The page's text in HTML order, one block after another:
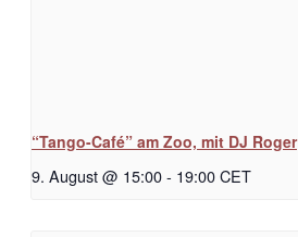
“Tango-Café” am Zoo, mit DJ Roger
9. August @ 15:00- 19:00CET